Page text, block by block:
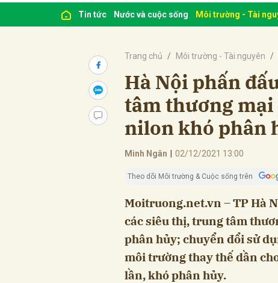
Tin tức Nước và cuộc sống Môi trường - Tài
Trang chủ Môi trường - Tài nguyên
Hà Nội phấn
tâm thương
nilon khó phân
Minh Ngân 02/12/2021 13:00
Theo dõi Môi trường & Cuộc sống trên
Moitruong.net.vn – TP Hà
các siêu thị, trung tâm
phân hủy; chuyển đổi sử
môi trường thay thế dần
lần, khó phân hủy.